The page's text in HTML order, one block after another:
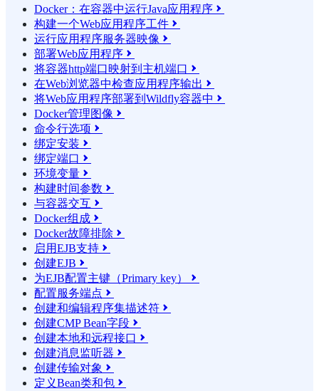
Docker：在容器中运行Java应用程序 
构建一个Web应用程序工件 
运行应用程序服务器映像 
部署Web应用程序 
将容器http端口映射到主机端口 
在Web浏览器中检查应用程序输出 
将Web应用程序部署到Wildfly容器中 
Docker管理图像 
命令行选项 
绑定安装 
绑定端口 
环境变量 
构建时间参数 
与容器交互 
Docker组成 
Docker故障排除 
启用EJB支持 
创建EJB 
为EJB配置主键（Primary key） 
配置服务端点 
创建和编辑程序集描述符 
创建CMP Bean字段 
创建本地和远程接口 
创建消息监听器 
创建传输对象 
定义Bean类和包 